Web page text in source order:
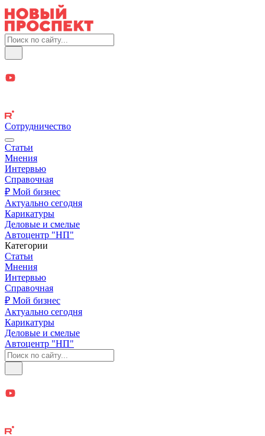
Сотрудничество
Статьи
Мнения
Интервью
Справочная
₽ Мой бизнес
Актуально сегодня
Карикатуры
Деловые и смелые
Автоцентр "НП"
Категории
Статьи
Мнения
Интервью
Справочная
₽ Мой бизнес
Актуально сегодня
Карикатуры
Деловые и смелые
Автоцентр "НП"